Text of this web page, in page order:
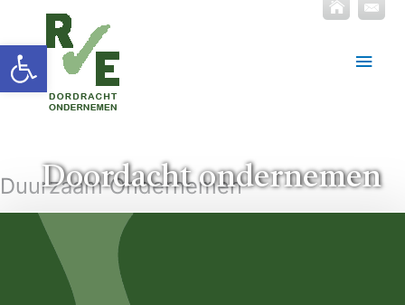
Toolbar openen
Duurzaam Ondernemen
Doordacht ondernemen